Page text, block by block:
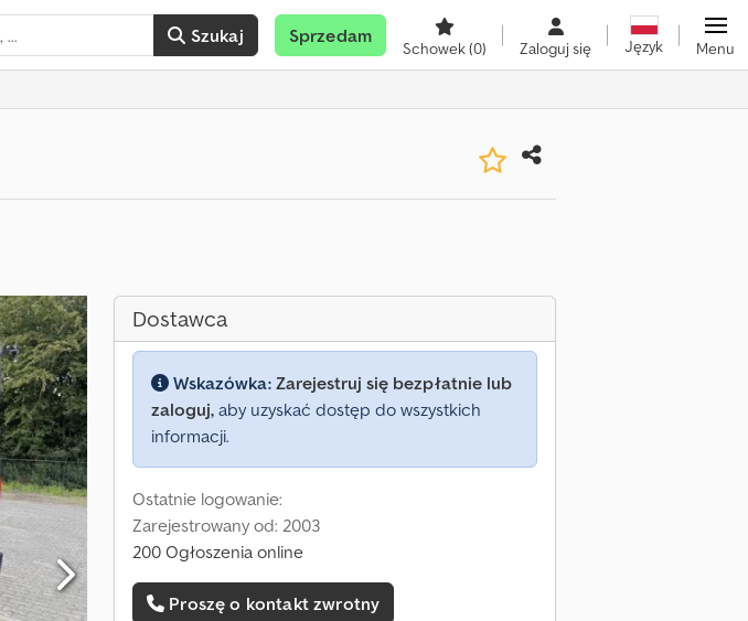
Szukaj Sprzedam
Schowek(0) Zaloguj się Język Menu
Dostawca
Wskazówka: Zarejestruj się bezpłatnie lub
zaloguj, aby uzyskać dostęp do wszystkich
informacji.
Ostatnie logowanie:
Zarejestrowany od: 2003
200 Ogłoszenia online
Proszę o kontakt zwrotny